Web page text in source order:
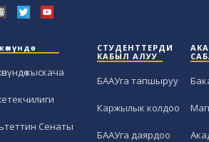
кыскача
Сенаты
СТУДЕНТТЕРДИ
КАБЫЛ АЛУУ
БААУга тапшыруу
Каржылык колдоо
БААУга даярдоо